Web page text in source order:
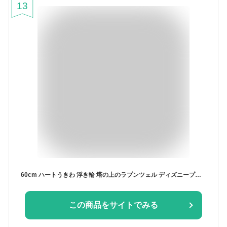
13
60cm ハートうきわ 浮き輪 塔の上のラプンツェル ディズニープリンセス マルカ 海プール サマーレジャー用品
この商品をサイトでみる